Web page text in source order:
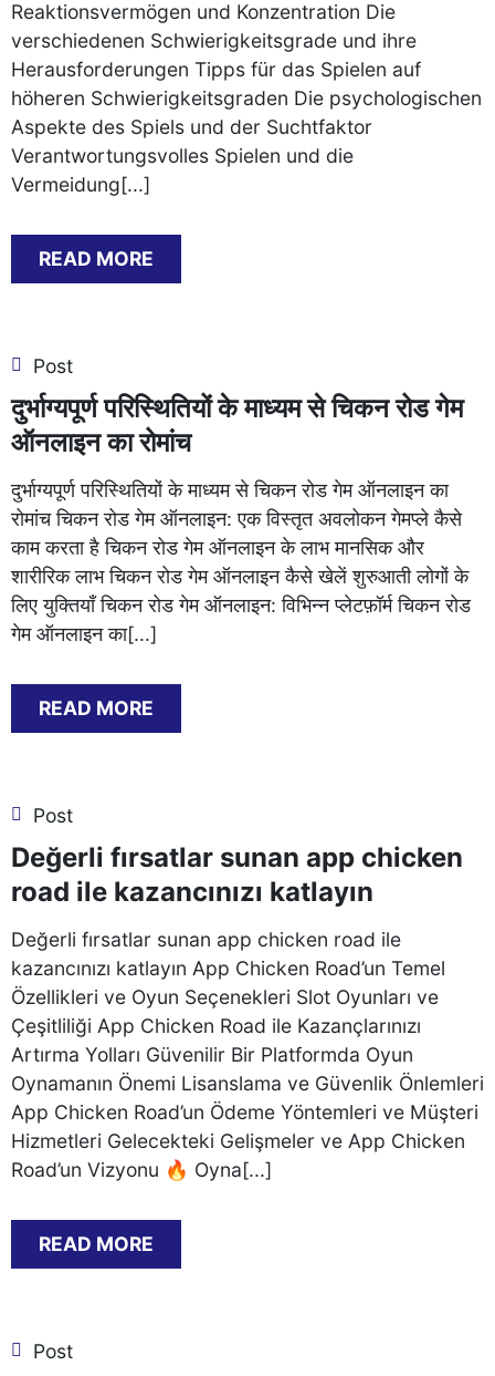
Reaktionsvermögen und Konzentration Die
verschiedenen Schwierigkeitsgrade und ihre
Herausforderungen Tipps für das Spielen auf
höheren Schwierigkeitsgraden Die psychologischen
Aspekte des Spiels und der Suchtfaktor
Verantwortungsvolles Spielen und die
Vermeidung[...]
READ MORE
Post
दुर्भाग्यपूर्ण परिस्थितियों के माध्यम से चिकन रोड गेम
ऑनलाइन का रोमांच
दुर्भाग्यपूर्ण परिस्थितियों के माध्यम से चिकन रोड गेम ऑनलाइन का
रोमांच चिकन रोड गेम ऑनलाइन: एक विस्तृत अवलोकन गेमप्ले कैसे
काम करता है चिकन रोड गेम ऑनलाइन के लाभ मानसिक और
शारीरिक लाभ चिकन रोड गेम ऑनलाइन कैसे खेलें शुरुआती लोगों के
लिए युक्तियाँ चिकन रोड गेम ऑनलाइन: विभिन्न प्लेटफ़ॉर्म चिकन रोड
गेम ऑनलाइन का[...]
READ MORE
Post
Değerli fırsatlar sunan app chicken
road ile kazancınızı katlayın
Değerli fırsatlar sunan app chicken road ile
kazancınızı katlayın App Chicken Road’un Temel
Özellikleri ve Oyun Seçenekleri Slot Oyunları ve
Çeşitliliği App Chicken Road ile Kazançlarınızı
Artırma Yolları Güvenilir Bir Platformda Oyun
Oynamanın Önemi Lisanslama ve Güvenlik Önlemleri
App Chicken Road’un Ödeme Yöntemleri ve Müşteri
Hizmetleri Gelecekteki Gelişmeler ve App Chicken
Road’un Vizyonu 🔥 Oyna[...]
READ MORE
Post